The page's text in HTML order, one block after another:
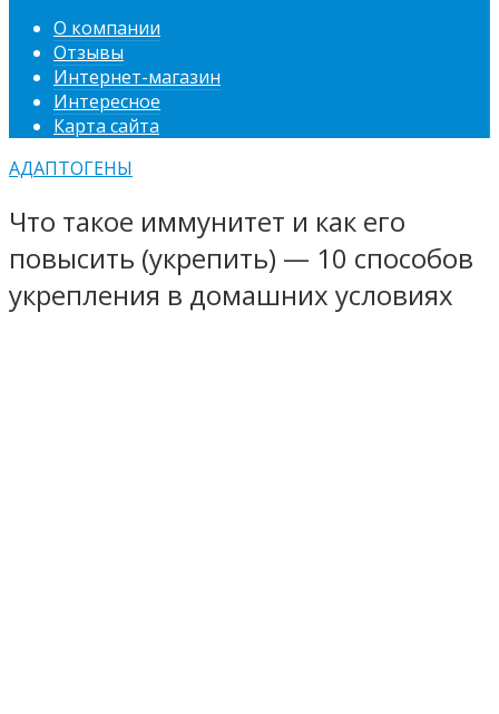
О компании
Отзывы
Интернет-магазин
Интересное
Карта сайта
АДАПТОГЕНЫ
Что такое иммунитет и как его
повысить (укрепить) — 10 способов
укрепления в домашних условиях